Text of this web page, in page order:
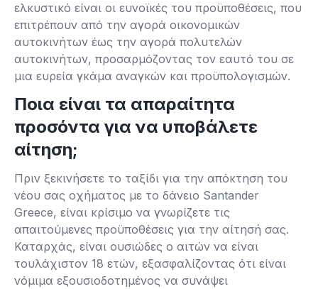
ελκυστικό είναι οι ευνοϊκές του προϋποθέσεις, που
επιτρέπουν από την αγορά οικονομικών
αυτοκινήτων έως την αγορά πολυτελών
αυτοκινήτων, προσαρμόζοντας τον εαυτό του σε
μια ευρεία γκάμα αναγκών και προϋπολογισμών.
Ποια είναι τα απαραίτητα
προσόντα για να υποβάλετε
αίτηση;
Πριν ξεκινήσετε το ταξίδι για την απόκτηση του
νέου σας οχήματος με το δάνειο Santander
Greece, είναι κρίσιμο να γνωρίζετε τις
απαιτούμενες προϋποθέσεις για την αίτησή σας.
Καταρχάς, είναι ουσιώδες ο αιτών να είναι
τουλάχιστον 18 ετών, εξασφαλίζοντας ότι είναι
νόμιμα εξουσιοδοτημένος να συνάψει